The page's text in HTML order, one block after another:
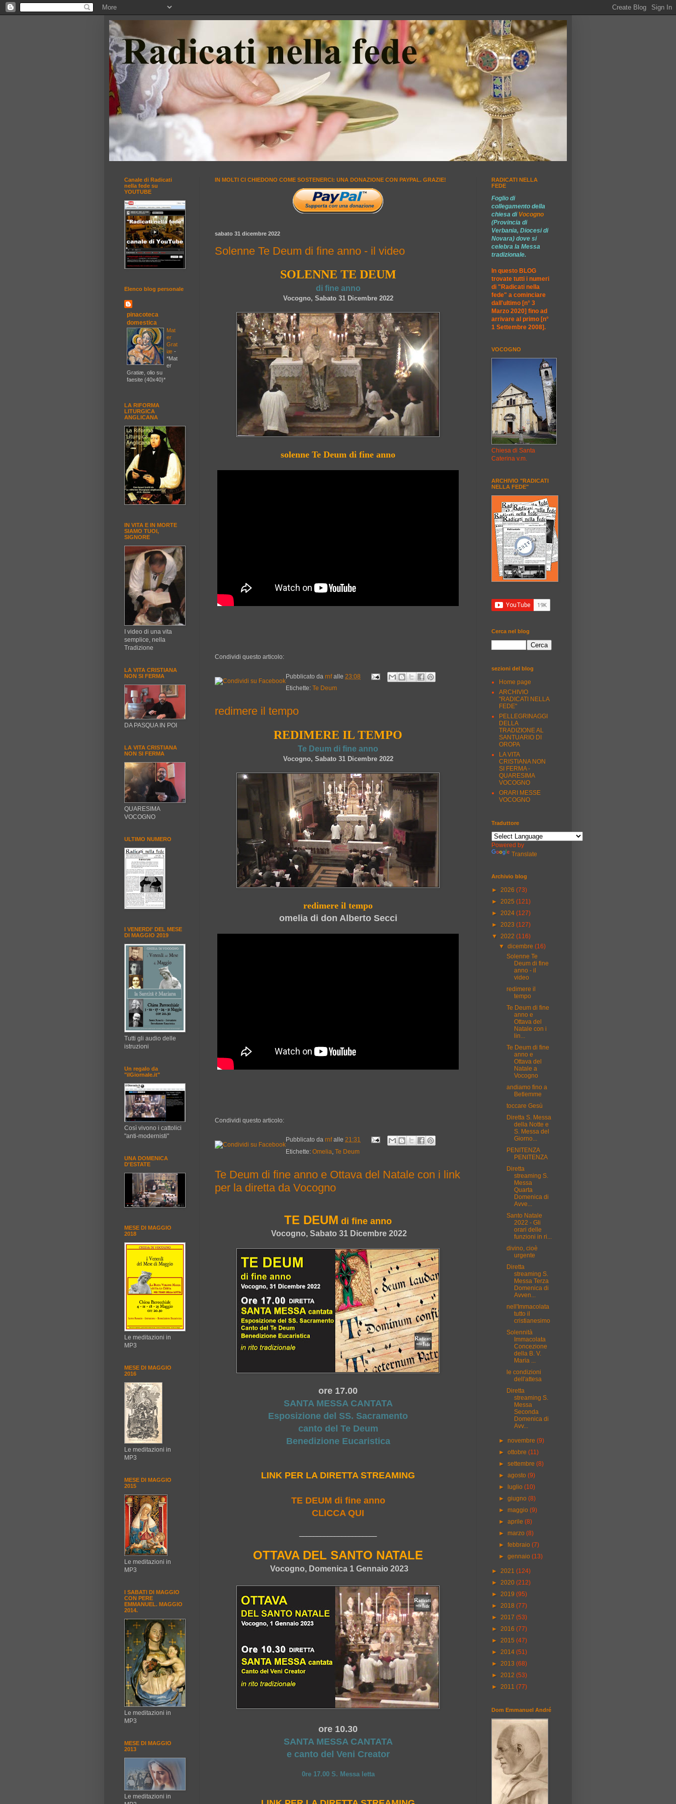
IN MOLTI CI CHIEDONO COME SOSTENERCI: UNA DONAZIONE CON PAYPAL. GRAZIE!
sabato 31 dicembre 2022
Solenne Te Deum di fine anno - il video
SOLENNE TE DEUM
di fine anno
Vocogno, Sabato 31 Dicembre 2022
solenne Te Deum di fine anno
Condividi questo articolo:
Pubblicato da rnfalle 23:08
Etichette: Te Deum
redimere il tempo
REDIMERE IL TEMPO
Te Deum di fine anno
Vocogno, Sabato 31 Dicembre 2022
redimere il tempo
omelia di don Alberto Secci
Condividi questo articolo:
Pubblicato da rnfalle 21:31
Etichette: Omelia Te Deum
Te Deum di fine anno e Ottava del Natale con i link
per la diretta da Vocogno
TE DEUM di fine anno
Vocogno, Sabato 31 Dicembre 2022
ore 17.00
SANTA MESSA CANTATA
Esposizione del SS. Sacramento
canto del Te Deum
Benedizione Eucaristica
LINK PER LA DIRETTA STREAMING
TE DEUM di fine anno
CLICCA QUI
OTTAVA DEL SANTO NATALE
Vocogno, Domenica 1 Gennaio 2023
ore 10.30
SANTA MESSA CANTATA
e canto del Veni Creator
0re 17.00 S. Messa letta
Canale di Radicati
nella fede su
YOUTUBE
Elenco blog personale
pinacoteca
domestica
Mat
er
Grat
iæ -
*Mat
er
Gratiæ, olio su
faesite (40x40)*
LA RIFORMA
LITURGICA
ANGLICANA
IN VITA E IN MORTE
SIAMO TUOI,
SIGNORE
I video di una vita
semplice, nella
Tradizione
LA VITA CRISTIANA
NON SI FERMA
DA PASQUA IN POI
LA VITA CRISTIANA
NON SI FERMA
QUARESIMA
VOCOGNO
ULTIMO NUMERO
I VENERDI' DEL MESE
DI MAGGIO 2019
Tutti gli audio delle
istruzioni
Un regalo da
"ilGiornale.it"
Così vivono i cattolici
"anti-modernisti"
UNA DOMENICA
D'ESTATE
MESE DI MAGGIO
2018
Le meditazioni in
MP3
MESE DI MAGGIO
2016
Le meditazioni in
MP3
MESE DI MAGGIO
2015
Le meditazioni in
MP3
I SABATI DI MAGGIO
CON PERE
EMMANUEL. MAGGIO
2014.
Le meditazioni in
MP3
MESE DI MAGGIO
2013
Le meditazioni in
RADICATI NELLA
FEDE
Foglio di
collegamento della
chiesa di Vocogno
(Provincia di
Verbania, Diocesi di
Novara) dove si
celebra la Messa
tradizionale.
In questo BLOG
trovate tutti i numeri
di "Radicati nella
fede" a cominciare
dall'ultimo [n° 3
Marzo 2020] fino ad
arrivare al primo [n°
1 Settembre 2008].
VOCOGNO
Chiesa di Santa
Caterina v.m.
ARCHIVIO "RADICATI
NELLA FEDE"
Cerca nel blog
sezioni del blog
Home page
ARCHIVIO
"RADICATI NELLA
FEDE"
PELLEGRINAGGI
DELLA
TRADIZIONE AL
SANTUARIO DI
OROPA
LA VITA
CRISTIANA NON
SI FERMA -
QUARESIMA
VOCOGNO
ORARI MESSE
VOCOGNO
Traduttore
Powered by
Translate
Archivio blog
► 2026 (73)
► 2025 (121)
► 2024 (127)
► 2023 (127)
▼ 2022 (116)
▼dicembre(16)
Solenne Te
Deum di fine
anno - il
video
redimere il
tempo
Te Deum di fine
anno e
Ottava del
Natale con i
lin...
Te Deum di fine
anno e
Ottava del
Natale a
Vocogno
andiamo fino a
Betlemme
toccare Gesù
Diretta S. Messa
della Notte e
S. Messa del
Giorno...
PENITENZA
PENITENZA
Diretta
streaming S.
Messa
Quarta
Domenica di
Avve...
Santo Natale
2022 - Gli
orari delle
funzioni in ri...
divino, cioè
urgente
Diretta
streaming S.
Messa Terza
Domenica di
Avven...
nell'Immacolata
tutto il
cristianesimo
Solennità
Immacolata
Concezione
della B. V.
Maria ...
le condizioni
dell'attesa
Diretta
streaming S.
Messa
Seconda
Domenica di
Avv...
►novembre(9)
►ottobre(11)
►settembre(8)
►agosto(9)
►
luglio(10)
►giugno(8)
►maggio(9)
►aprile(8)
►marzo(8)
►febbraio(7)
►gennaio(13)
► 2021 (124)
► 2020 (212)
► 2019 (95)
► 2018 (77)
► 2017 (53)
► 2016 (77)
► 2015 (47)
► 2014 (51)
► 2013 (68)
► 2012 (53)
► 2011 (77)
Dom Emmanuel André